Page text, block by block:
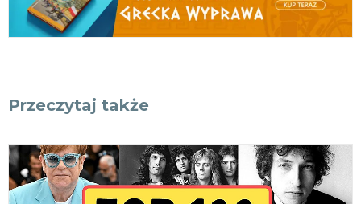
Przeczytaj także